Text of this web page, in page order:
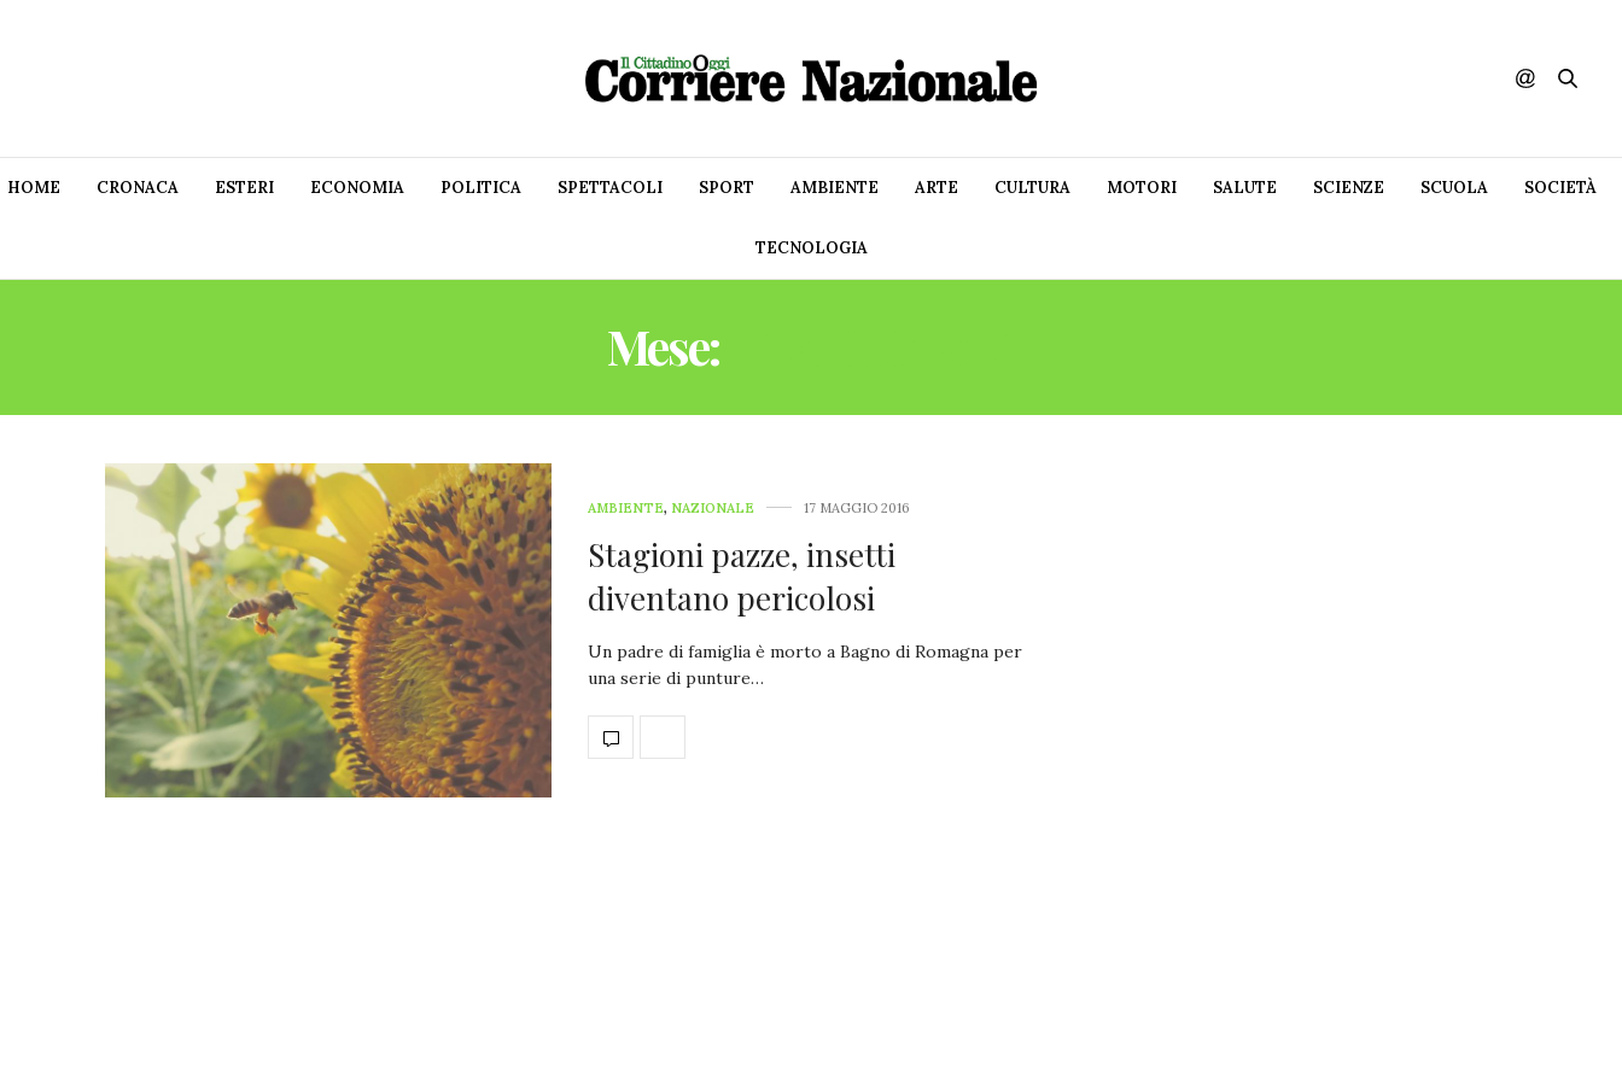
HOME CRONACA ESTERI ECONOMIA POLITICA SPETTACOLI SPORT AMBIENTE ARTE CULTURA MOTORI SALUTE SCIENZE SCUOLA SOCIETÀ
TECNOLOGIA
Mese:
AMBIENTE, NAZIONALE 17 MAGGIO 2016
Stagioni pazze, insetti
diventano pericolosi
Un padre di famiglia è morto a Bagno di Romagna per
una serie di punture…